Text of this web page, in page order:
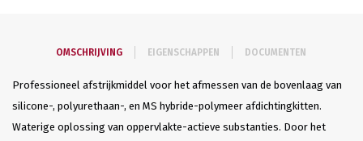
OMSCHRIJVING EIGENSCHAPPEN DOCUMENTEN
Professioneel afstrijkmiddel voor het afmessen van de bovenlaag van
silicone-, polyurethaan-, en MS hybride-polymeer afdichtingkitten.
Waterige oplossing van oppervlakte-actieve substanties. Door het